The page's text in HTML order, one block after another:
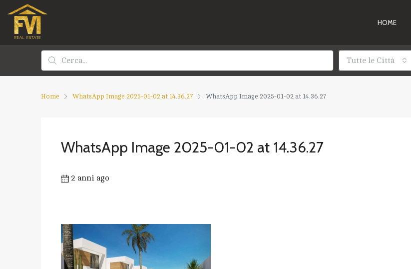
HOME
Tutte le Città
Home WhatsApp Image 2025-01-02 at 14.36.27 WhatsApp Image 2025-01-02 at 14.36.27
WhatsApp Image 2025-01-02 at 14.36.27
2 anni ago